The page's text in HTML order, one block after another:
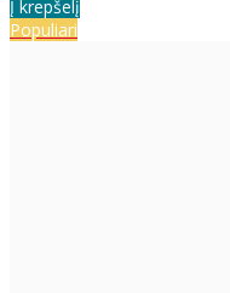
Į krepšelį
Populiari